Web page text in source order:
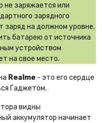
не заряжается или
зарядного
заряд на должном уровне.
батарею от источника
устройством
на свое место.
Realme - это его сердце
Гаджетом.
видны
аккумулятор начинает